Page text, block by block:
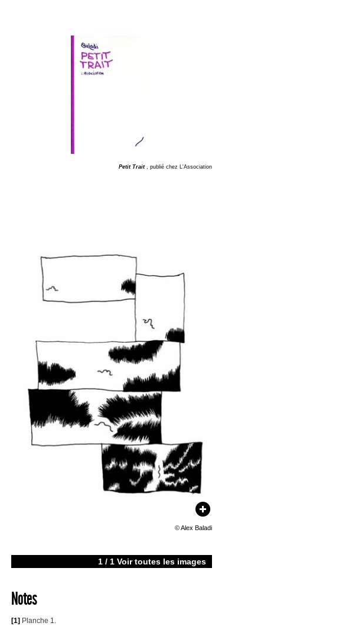
Petit Trait, publié chez L'Association
©Alex Baladi
1 / 1 Voir toutes les images
Notes
[1] Planche 1.